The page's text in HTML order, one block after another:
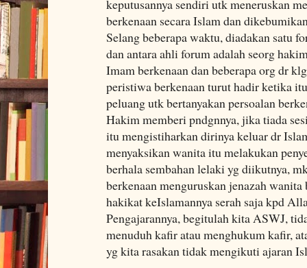
keputusannya sendiri utk meneruskan
berkenaan secara Islam dan
Selang beberapa waktu, diadakan satu
dan antara ahli forum adalah seorg
Imam berkenaan dan beberapa org dr
peristiwa berkenaan turut hadir ketika
peluang utk bertanyakan persoalan
Hakim memberi pndgnnya, jika tiada
itu mengistiharkan dirinya keluar dr
menyaksikan wanita itu melakukan
berhala sembahan lelaki yg diikutnya,
berkenaan menguruskan jenazah
hakikat keIslamannya serah saja kpd
Pengajarannya, begitulah kita ASWJ,
menuduh kafir atau menghukum kafir,
yg kita rasakan tidak mengikuti ajaran